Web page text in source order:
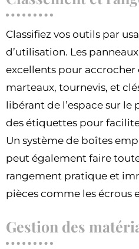
Classifiez vos outils par
d’utilisation. Les
excellents pour accrocher
marteaux, tournevis, et
libérant de l’espace sur le
des étiquettes pour
Un système de boîtes
peut également faire
rangement pratique et
pièces comme les écrous
Gestion des